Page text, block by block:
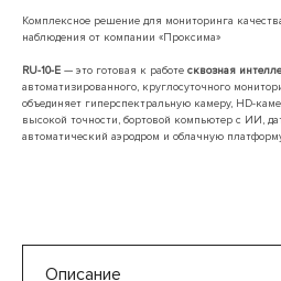
Комплексное решение для мониторинга
наблюдения от компании «Проксима»
RU-10-E — это готовая к работе сквозная
автоматизированного, круглосуточного
объединяет гиперспектральную камеру, HD-
высокой точности, бортовой компьютер с ИИ,
автоматический аэродром и облачную